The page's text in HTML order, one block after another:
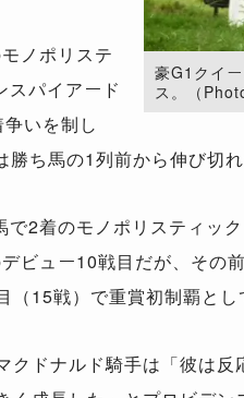
豪G1クイ
ス。（
ノポリステ
スパイアード
いを制し
ち馬の1列前から伸び切れ
2着のモノポリスティッ
ビュー10戦目だが、その
15戦）で重賞初制覇とし
ドナルド騎手は「彼は反